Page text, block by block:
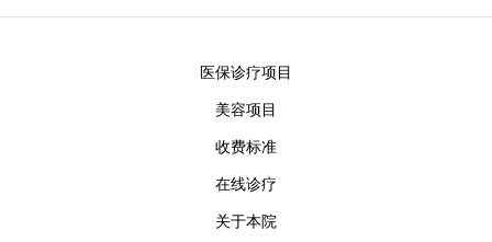
医保诊疗项目
美容项目
收费标准
在线诊疗
关于本院